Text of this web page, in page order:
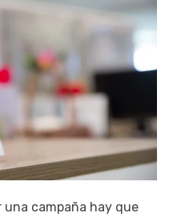
una campaña hay que